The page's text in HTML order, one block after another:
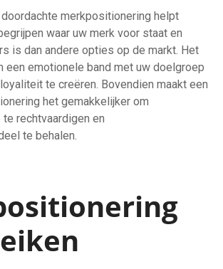
merkpositionering helpt
waar uw merk voor staat en
is dan andere opties op de markt. Het
een emotionele band met uw doelgroep
te creëren. Bovendien maakt een
het gemakkelijker om
rechtvaardigen en
te behalen.